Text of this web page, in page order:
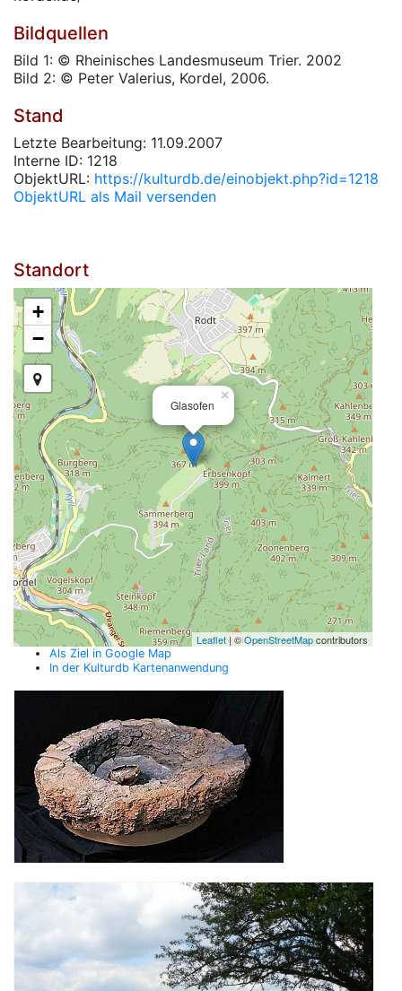
Bildquellen
Bild 1: © Rheinisches Landesmuseum Trier. 2002
Bild 2: © Peter Valerius, Kordel, 2006.
Stand
Letzte Bearbeitung: 11.09.2007
Interne ID: 1218
ObjektURL: https://kulturdb.de/einobjekt.php?id=1218
ObjektURL als Mail versenden
Standort
Glasofen
×
+
−
Leaflet| ©OpenStreetMapcontributors
Als Ziel in Google Map
In der Kulturdb Kartenanwendung